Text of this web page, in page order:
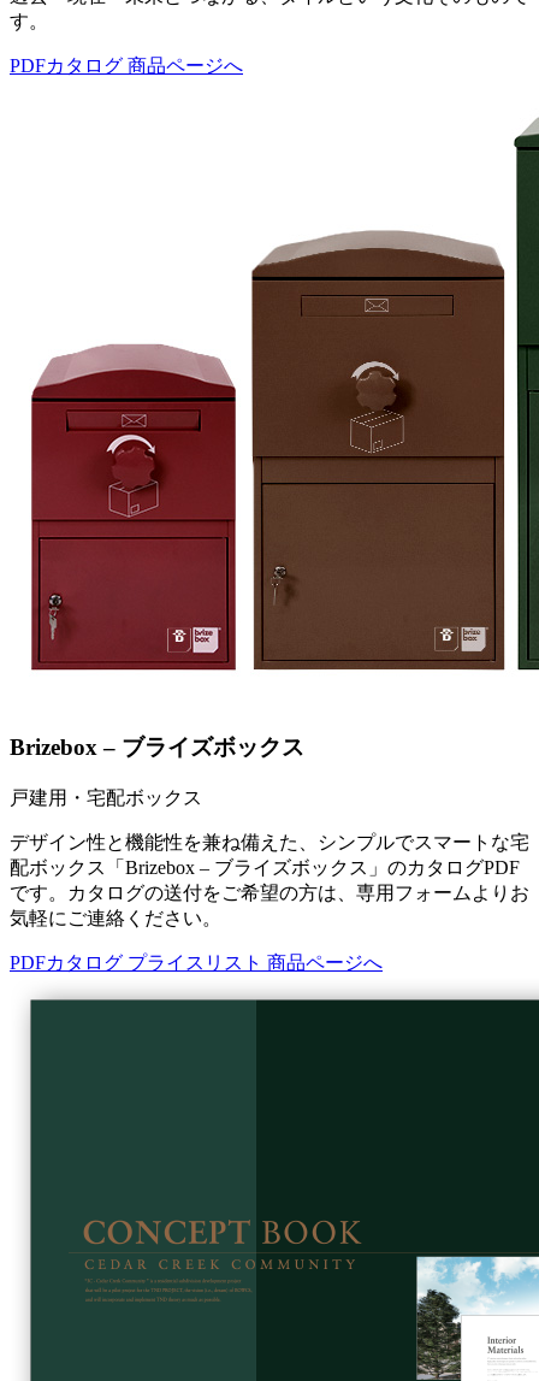
す。
PDFカタログ 商品ページへ
Brizebox – ブライズボックス
戸建用・宅配ボックス
デザイン性と機能性を兼ね備えた、シンプルでスマートな宅
配ボックス「Brizebox – ブライズボックス」のカタログPDF
です。カタログの送付をご希望の方は、専用フォームよりお
気軽にご連絡ください。
PDFカタログ プライスリスト 商品ページへ